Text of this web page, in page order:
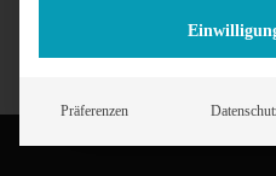
Präferenzen